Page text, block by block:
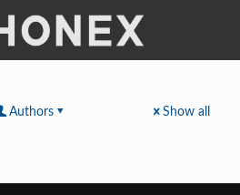
Authors Show all